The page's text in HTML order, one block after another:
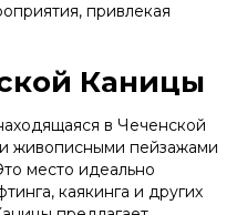
привлекая
Каницы
в Чеченской
живописными пейзажами
место идеально
каякинга и других